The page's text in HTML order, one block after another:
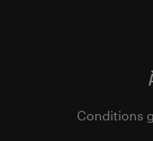
Conditions